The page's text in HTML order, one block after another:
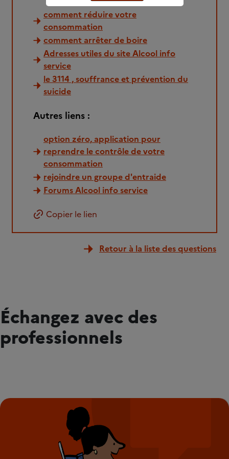
comment réduire votre
consommation
comment arrêter de boire
Adresses utiles du site Alcool info
service
le 3114 , souffrance et prévention du
suicide
Autres liens :
option zéro, application pour
reprendre le contrôle de votre
consommation
rejoindre un groupe d'entraide
Forums Alcool info service
Copier le lien
Retour à la liste des questions
Échangez avec des
professionnels